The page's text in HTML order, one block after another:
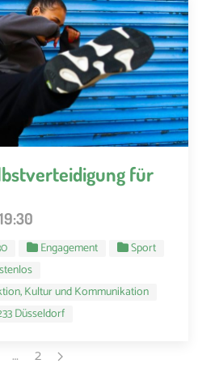
für
Engagement
Sport
Kultur und Kommunikation
Düsseldorf
… 2